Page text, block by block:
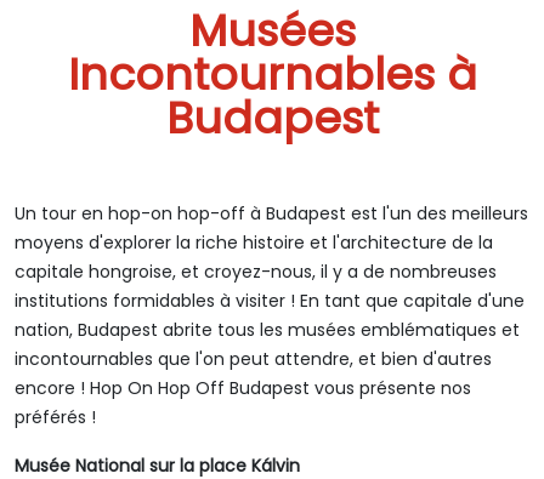
Musées
Incontournables à
Budapest
Un tour en hop-on hop-off à Budapest est l'un des meilleurs
moyens d'explorer la riche histoire et l'architecture de la
capitale hongroise, et croyez-nous, il y a de nombreuses
institutions formidables à visiter ! En tant que capitale d'une
nation, Budapest abrite tous les musées emblématiques et
incontournables que l'on peut attendre, et bien d'autres
encore ! Hop On Hop Off Budapest vous présente nos
préférés !
Musée National sur la place Kálvin